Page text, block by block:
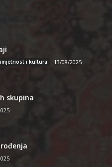
i kultura 13/08/2025
skupina